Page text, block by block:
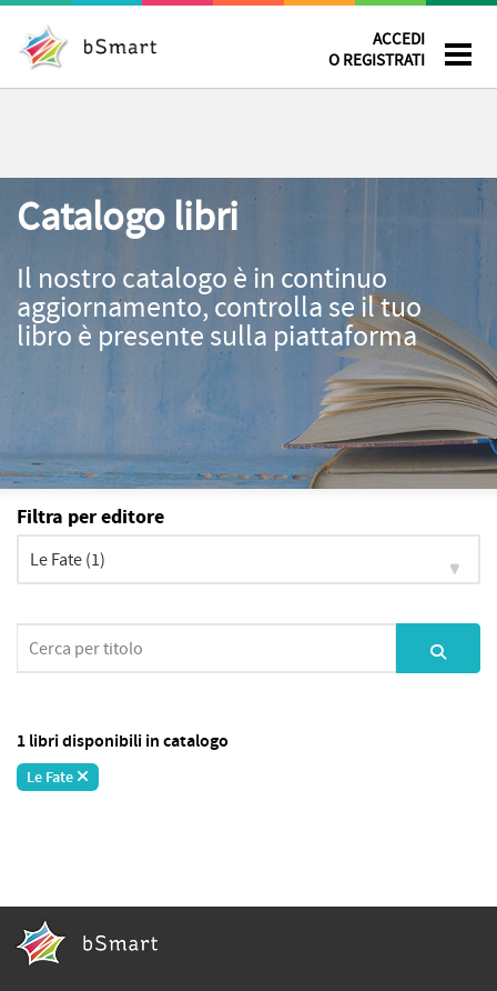
ACCEDI
O REGISTRATI
Catalogo libri
Il nostro catalogo è in continuo
aggiornamento, controlla se il tuo
libro è presente sulla piattaforma
Filtra per editore
1 libri disponibili in catalogo
Le Fate